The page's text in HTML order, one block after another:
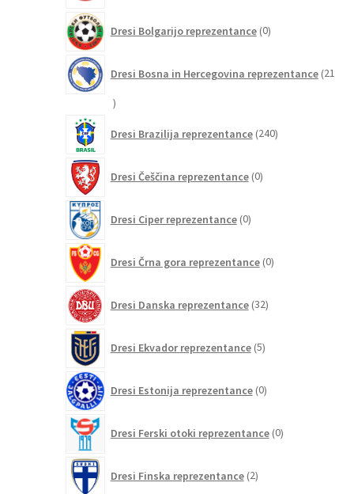
Dresi Bolgarijo reprezentance 0izdelkov
Dresi Bosna in Hercegovina reprezentance 21
21
Dresi Brazilija reprezentance 240izdelkov
Dresi Češčina reprezentance 0izdelkov
Dresi Ciper reprezentance 0izdelkov
Dresi Črna gora reprezentance 0izdelkov
Dresi Danska reprezentance 32izdelkov
Dresi Ekvador reprezentance 5izdelkov
Dresi Estonija reprezentance 0izdelkov
Dresi Ferski otoki reprezentance 0izdelkov
Dresi Finska reprezentance 2izdelka